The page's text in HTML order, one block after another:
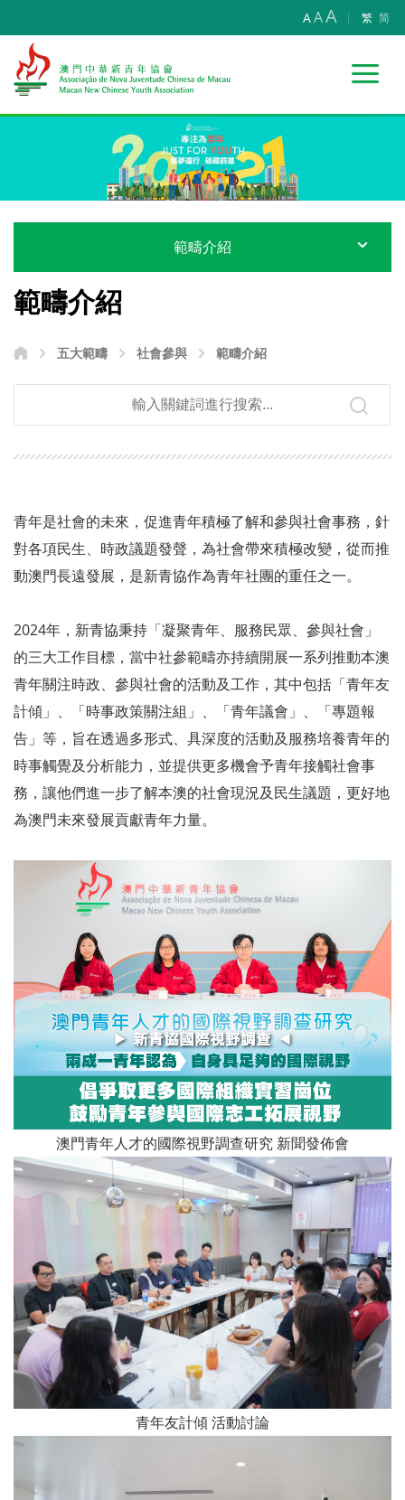
AAA 繁 简
範疇介紹
範疇介紹
五大範疇 社會參與 範疇介紹
青年是社會的未來，促進青年積極了解和參與社會事務，針
對各項民生、時政議題發聲，為社會帶來積極改變，從而推
動澳門長遠發展，是新青協作為青年社團的重任之一。
2024年，新青協秉持「凝聚青年、服務民眾、參與社會」
的三大工作目標，當中社參範疇亦持續開展一系列推動本澳
青年關注時政、參與社會的活動及工作，其中包括「青年友
計傾」、「時事政策關注組」、「青年議會」、「專題報
告」等，旨在透過多形式、具深度的活動及服務培養青年的
時事觸覺及分析能力，並提供更多機會予青年接觸社會事
務，讓他們進一步了解本澳的社會現況及民生議題，更好地
為澳門未來發展貢獻青年力量。
澳門青年人才的國際視野調查研究 新聞發佈會​
青年友計傾 活動討論​